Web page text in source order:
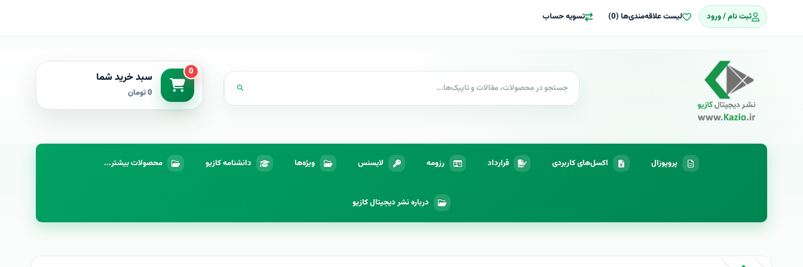
ثبت نام / ورود لیست علاقه‌مندی‌ها (0) تسویه حساب
0 سبد خرید شما
0 تومان
پروپوزال اکسل‌های کاربردی قرارداد رزومه لایسنس ویژه‌ها دانشنامه کازیو محصولات بیشتر...
درباره نشر دیجیتال کازیو